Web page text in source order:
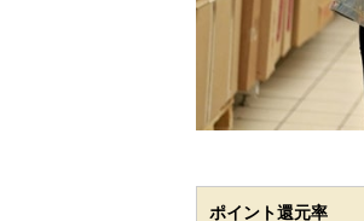
ポイント還元率